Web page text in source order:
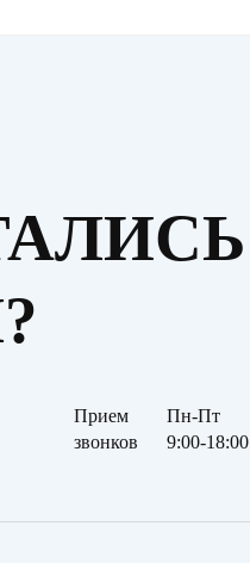
Прием
звонков
Пн-Пт
9:00-18:00